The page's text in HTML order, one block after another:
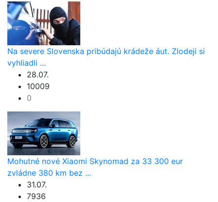
Na severe Slovenska pribúdajú krádeže áut. Zlodeji si
vyhliadli ...
28.07.
10009
0
Mohutné nové Xiaomi Skynomad za 33 300 eur
zvládne 380 km bez ...
31.07.
7936